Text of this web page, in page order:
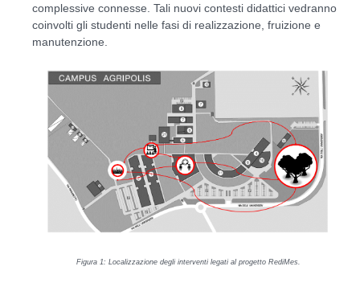
complessive connesse. Tali nuovi contesti didattici vedranno
coinvolti gli studenti nelle fasi di realizzazione, fruizione e
manutenzione.
Figura 1 : Localizzazione degli interventi legati al progetto RediMes.